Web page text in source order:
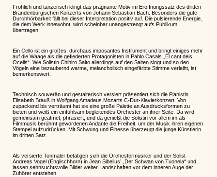
Fröhlich und tänzerisch klingt das prägnante Motiv im Eröffnungssatz des dritten
Brandenburgischen Konzerts von Johann Sebastian Bach. Besonders die gute
Durchhörbarkeit fällt bei dieser Interpretation positiv auf. Die pulsierende Energie,
die dem Werk innewohnt, wird scheinbar unangestrengt aufs Publikum
übertragen.
Ein Cello ist ein großes, durchaus imposantes Instrument und bringt einiges mehr
auf die Waage als die gefiederten Protagonisten in Pablo Casals „El cant dels
Ocells“. Wie Solistin Chihiro Saito allerdings auf den Saiten singt und so den
Vögeln eine bezaubernd warme, melancholisch eingefärbte Stimme verleiht, ist
bemerkenswert.
Technisch souverän und gestalterisch versiert präsentiert sich die Pianistin
Elisabeth Brauß in Wolfgang Amadeus Mozarts C-Dur-Klavierkonzert. Von
zupackend bis verträumt hat sie eine große Palette an Ausdrucksformen zu
bieten und weiß ein einfühlsam begleitendes Orchester an ihrer Seite. Da wird
gemeinsam geatmet, phrasiert, und da genießt die Solistin vor allem im als
Filmmusik berühmt gewordenen Andante die Freiheit, um der Musik ihren eigenen
Stempel aufzudrücken. Mit Schwung und Finesse überzeugt die junge Künstlerin
im dritten Satz.
Als versierte Tonmaler betätigen sich die Orchestermusiker und der Solist
Andreas Vogel (Englischhorn) in Jean Sibelius’ „Der Schwan von Tuonela“ und
lassen sehnsuchtsvolle Bilder weiter Landschaften vor dem inneren Auge der
Zuhörer entstehen.